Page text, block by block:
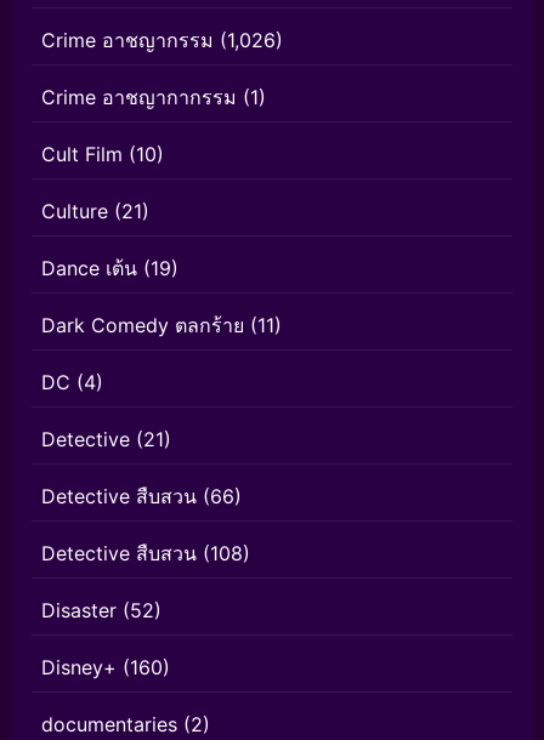
Crime อาชญากรรม (1,026)
Crime อาชญากากรรม (1)
Cult Film (10)
Culture (21)
Dance เต้น (19)
Dark Comedy ตลกร้าย (11)
DC (4)
Detective (21)
Detective สืบสวน (66)
Detective สืบสวน (108)
Disaster (52)
Disney+ (160)
documentaries (2)